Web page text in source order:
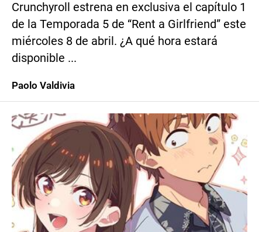
Crunchyroll estrena en exclusiva el capítulo 1
de la Temporada 5 de “Rent a Girlfriend” este
miércoles 8 de abril. ¿A qué hora estará
disponible ...
Paolo Valdivia